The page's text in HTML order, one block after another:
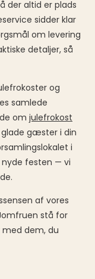
der altid er plads
sidder klar
om levering
detaljer, så
og
samlede
om julefrokost
gæster i din
i
festen — vi
af vores
stå for
med dem, du